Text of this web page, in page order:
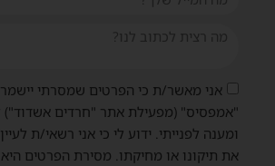
אני מאשר/ת כי הפרטים שמסרתי
"אמפסיס" (מפעילת אתר "חרדים אשדוד")
ומענה לפנייתי. ידוע לי כי אני רשאי/ת
את תיקונו או מחיקתו. מסירת הפרטים